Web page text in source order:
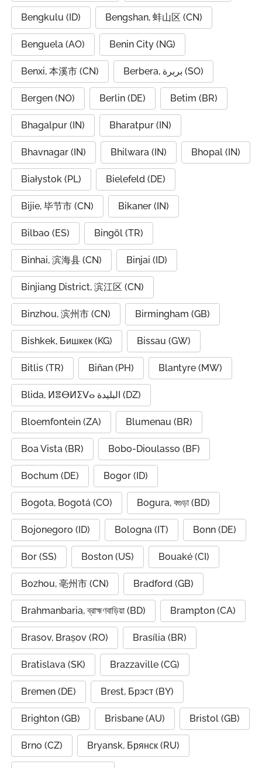
Bengkulu (ID) Bengshan, 蚌山区 (CN)
Benguela (AO) Benin City (NG)
Benxi, 本溪市 (CN) Berbera, بربرة (SO)
Bergen (NO) Berlin (DE) Betim (BR)
Bhagalpur (IN) Bharatpur (IN)
Bhavnagar (IN) Bhilwara (IN) Bhopal (IN)
Białystok (PL) Bielefeld (DE)
Bijie, 毕节市 (CN) Bikaner (IN)
Bilbao (ES) Bingöl (TR)
Binhai, 滨海县 (CN) Binjai (ID)
Binjiang District, 滨江区 (CN)
Binzhou, 滨州市 (CN) Birmingham (GB)
Bishkek, Бишкек (KG) Bissau (GW)
Bitlis (TR) Biñan (PH) Blantyre (MW)
Blida, ⵍⴻⴱⵍⵉⴸⴰ البليدة (DZ)
Bloemfontein (ZA) Blumenau (BR)
Boa Vista (BR) Bobo-Dioulasso (BF)
Bochum (DE) Bogor (ID)
Bogota, Bogotá (CO) Bogura, বগুড়া (BD)
Bojonegoro (ID) Bologna (IT) Bonn (DE)
Bor (SS) Boston (US) Bouaké (CI)
Bozhou, 亳州市 (CN) Bradford (GB)
Brahmanbaria, ব্রাহ্মণবাড়িয়া (BD) Brampton (CA)
Brasov, Brașov (RO) Brasília (BR)
Bratislava (SK) Brazzaville (CG)
Bremen (DE) Brest, Брэст (BY)
Brighton (GB) Brisbane (AU) Bristol (GB)
Brno (CZ) Bryansk, Брянск (RU)